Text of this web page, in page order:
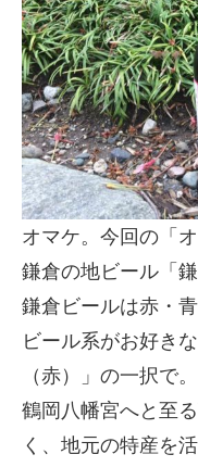
オマケ。今回の「
鎌倉の地ビール「
鎌倉ビールは赤・
ビール系がお好き
（赤）」の一択で。
鶴岡八幡宮へと至
く、地元の特産を